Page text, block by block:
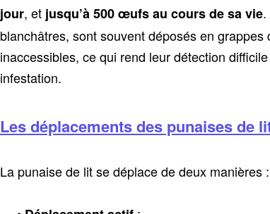
jour, et jusqu’à 500 œufs au cours de sa vie
blanchâtres, sont souvent déposés en
inaccessibles, ce qui rend leur détection
infestation.
Les déplacements des punaises de
La punaise de lit se déplace de deux manières